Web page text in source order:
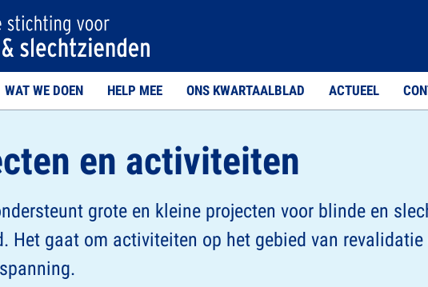
WAT WE DOEN HELP MEE ONS KWARTAALBLAD ACTUEEL
en activiteiten
grote en kleine projecten voor blinde en
Het gaat om activiteiten op het gebied van